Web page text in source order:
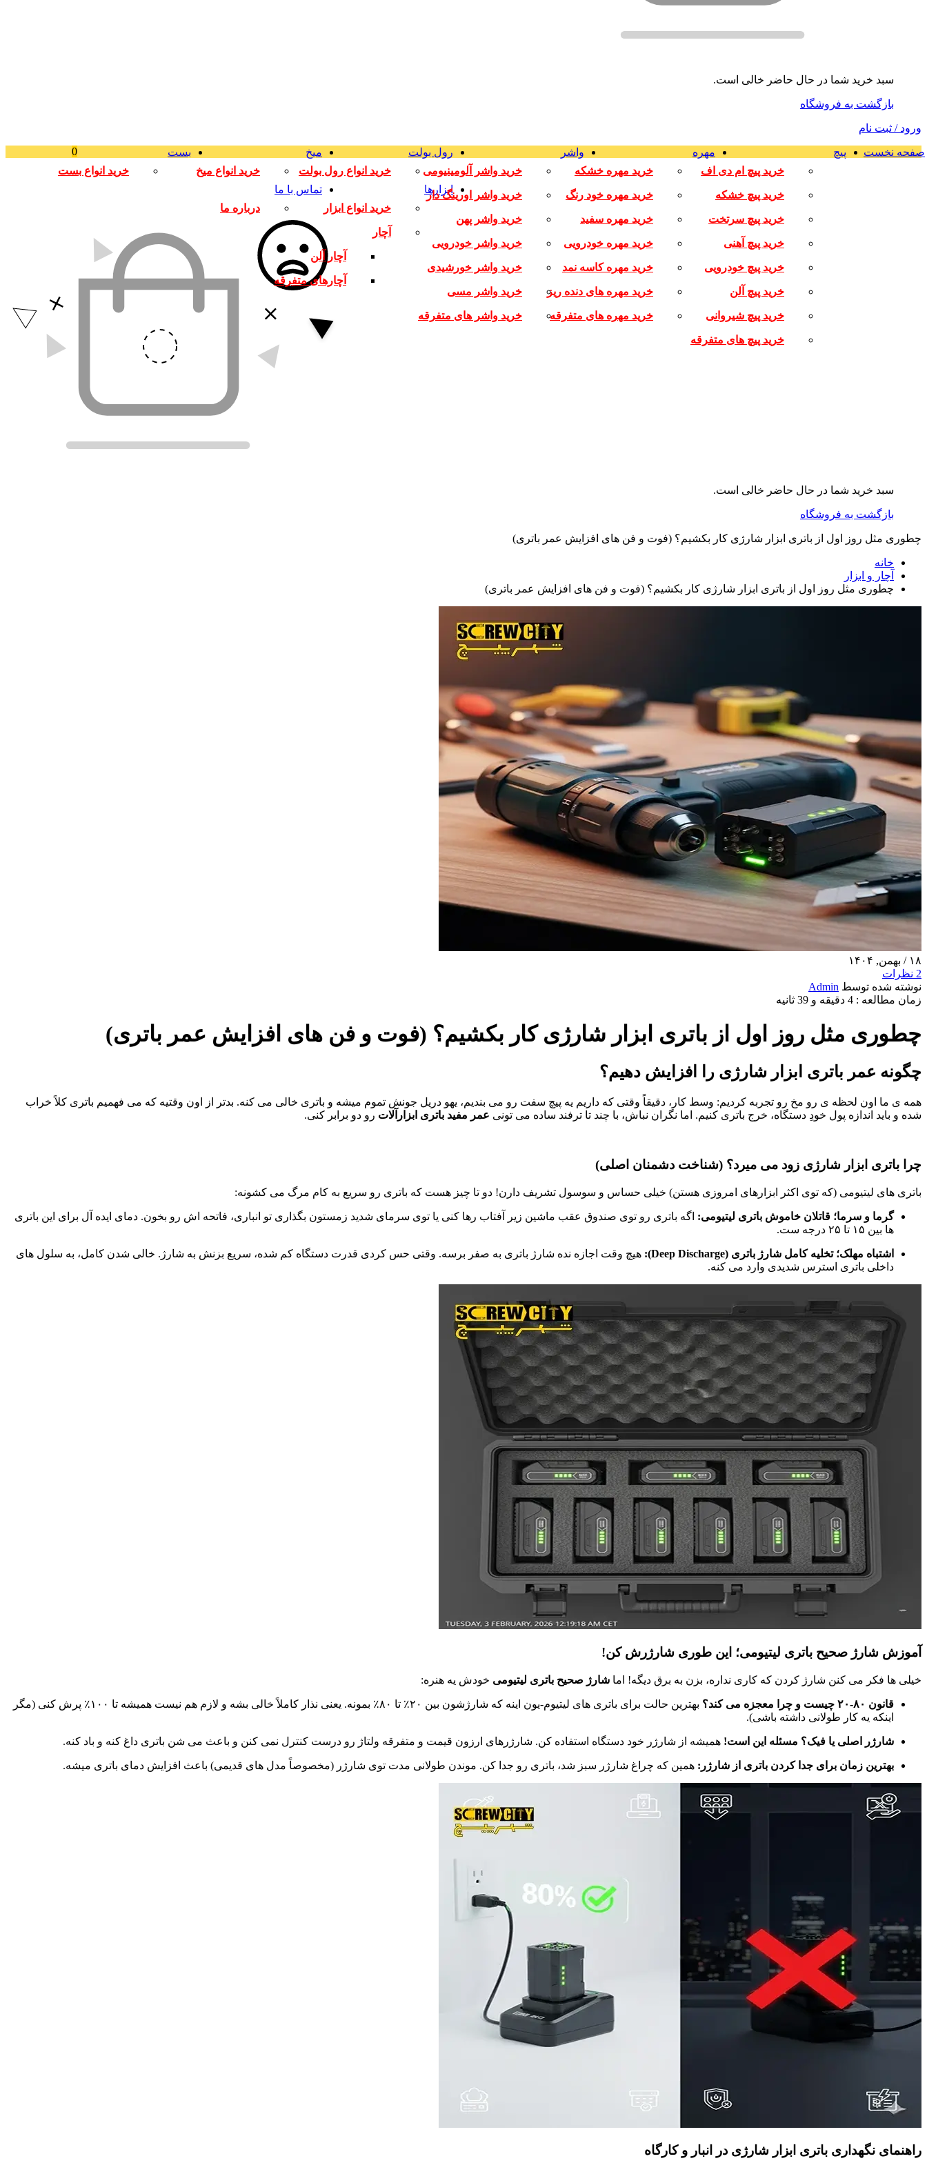
سبد خرید شما در حال حاضر خالی است.
بازگشت به فروشگاه
ورود / ثبت نام
صفحه نخست
پیچ
خرید پیچ ام دی اف
خرید پیچ خشکه
خرید پیچ سرتخت
خرید پیچ آهنی
خرید پیچ خودرویی
خرید پیچ آلن
خرید پیچ شیروانی
خرید پیچ های متفرقه
مهره
خرید مهره خشکه
خرید مهره خود رنگ
خرید مهره سفید
خرید مهره خودرویی
خرید مهره کاسه نمد
خرید مهره های دنده ریز
خرید مهره های متفرقه
واشر
خرید واشر آلومینیومی
خرید واشر اورینگ دار
خرید واشر پهن
خرید واشر خودرویی
خرید واشر خورشیدی
خرید واشر مسی
خرید واشر های متفرقه
رول بولت
خرید انواع رول بولت
میخ
خرید انواع میخ
بست
خرید انواع بست
ابزارها
خرید انواع ابزار
آچار
آچار آلن
آچارهای متفرقه
تماس با ما
درباره ما
0
سبد خرید شما در حال حاضر خالی است.
بازگشت به فروشگاه
چطوری مثل روز اول از باتری ابزار شارژی کار بکشیم؟ (فوت‌ و فن‌ های افزایش عمر باتری)
خانه
آچار و ابزار
چطوری مثل روز اول از باتری ابزار شارژی کار بکشیم؟ (فوت‌ و فن‌ های افزایش عمر باتری)
۱۸ / بهمن, ۱۴۰۴
2 نظرات
نوشته شده توسط Admin
زمان مطالعه : 4 دقیقه و 39 ثانیه
چطوری مثل روز اول از باتری ابزار شارژی کار بکشیم؟ (فوت‌ و فن‌ های افزایش عمر باتری)
چگونه عمر باتری ابزار شارژی را افزایش دهیم؟
همه‌ ی ما اون لحظه‌ ی رو مخ رو تجربه کردیم: وسط کار، دقیقاً وقتی که داریم یه پیچ سفت رو می‌ بندیم، یهو دریل جونش تموم میشه و باتری خالی می‌ کنه. بدتر از اون وقتیه که می‌ فهمیم باتری کلاً خراب
شده و باید اندازه پول خودِ دستگاه، خرج باتری کنیم. اما نگران نباش، با چند تا ترفند ساده می‌ تونی عمر مفید باتری ابزارآلات رو دو برابر کنی.
چرا باتری ابزار شارژی زود می‌ میرد؟ (شناخت دشمنان اصلی)
باتری‌ های لیتیومی (که توی اکثر ابزارهای امروزی هستن) خیلی حساس و سوسول تشریف دارن! دو تا چیز هست که باتری رو سریع به کام مرگ می‌ کشونه:
گرما و سرما؛ قاتلان خاموش باتری لیتیومی: اگه باتری رو توی صندوق عقب ماشین زیر آفتاب رها کنی یا توی سرمای شدید زمستون بگذاری تو انباری، فاتحه‌ اش رو بخون. دمای ایده‌ آل برای این باتری‌
ها بین ۱۵ تا ۲۵ درجه‌ ست.
اشتباه مهلک؛ تخلیه کامل شارژ باتری (Deep Discharge):
هیچ‌ وقت اجازه نده شارژ باتری به صفر برسه. وقتی حس کردی قدرت دستگاه کم شده، سریع بزنش به شارژ. خالی شدن کامل، به سلول‌ های
داخلی باتری استرس شدیدی وارد می‌ کنه.
آموزش شارژ صحیح باتری لیتیومی؛ این‌ طوری شارژرش کن!
خیلی‌ ها فکر می‌ کنن شارژ کردن که کاری نداره، بزن به برق دیگه! اما شارژ صحیح باتری لیتیومی خودش یه هنره:
قانون ۸۰-۲۰ چیست و چرا معجزه می‌ کند؟
بهترین حالت برای باتری‌ های لیتیوم-یون اینه که شارژشون بین ۲۰٪ تا ۸۰٪ بمونه. یعنی نذار کاملاً خالی بشه و لازم هم نیست همیشه تا ۱۰۰٪ پرش کنی (مگر
اینکه یه کار طولانی داشته باشی).
شارژر اصلی یا فیک؟ مسئله این است! همیشه از شارژر خود دستگاه استفاده کن. شارژرهای ارزون‌ قیمت و متفرقه ولتاژ رو درست کنترل نمی‌ کنن و باعث می‌ شن باتری داغ کنه و باد کنه.
بهترین زمان برای جدا کردن باتری از شارژر: همین که چراغ شارژر سبز شد، باتری رو جدا کن. موندن طولانی‌ مدت توی شارژر (مخصوصاً مدل‌ های قدیمی) باعث افزایش دمای باتری میشه.
راهنمای نگهداری باتری ابزار شارژی در انبار و کارگاه